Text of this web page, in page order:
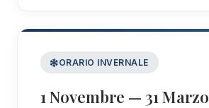
ORARIO INVERNALE
1 Novembre — 31 Marzo